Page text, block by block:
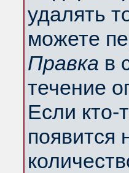
удалять
можете
Правка в
течение
Если кто-
появится